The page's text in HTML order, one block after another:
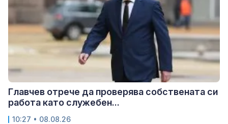
Главчев отрече да проверява собствената си
работа като служебен...
10:27 • 08.08.26